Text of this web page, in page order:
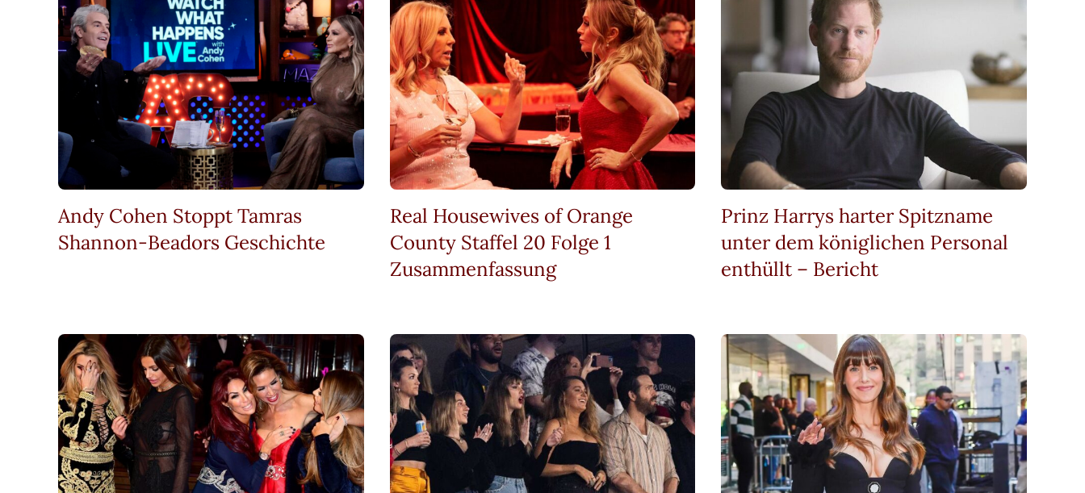
Andy Cohen Stoppt Tamras
Shannon-Beadors Geschichte
Real Housewives of Orange
County Staffel 20 Folge 1
Zusammenfassung
Prinz Harrys harter Spitzname
unter dem königlichen Personal
enthüllt – Bericht